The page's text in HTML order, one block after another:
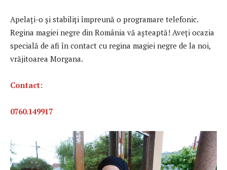
Apelați-o și stabiliți împreună o programare telefonic.
Regina magiei negre din România vă așteaptă! Aveți ocazia
specială de afi în contact cu regina magiei negre de la noi,
vrăjitoarea Morgana.
Contact:
0760.149917